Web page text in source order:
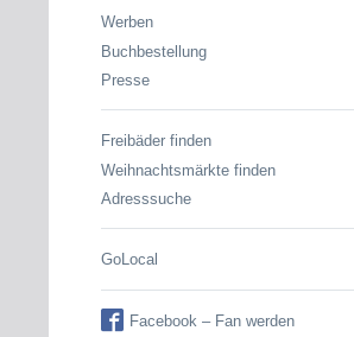
Werben
Buchbestellung
Presse
Freibäder finden
Weihnachtsmärkte finden
Adresssuche
GoLocal
Facebook – Fan werden